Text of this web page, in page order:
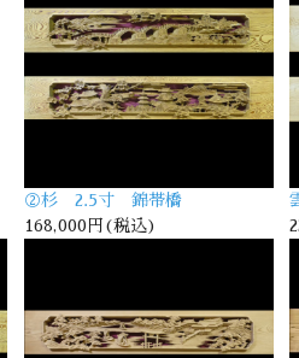
②杉 2.5寸 錦帯橋
168,000円(税込)